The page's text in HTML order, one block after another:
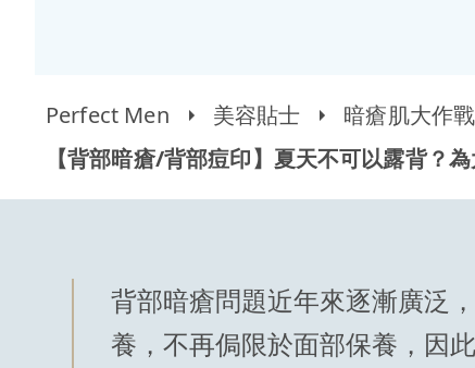
Perfect Men 美容貼士
暗瘡肌大作戰
【背部暗瘡/背部痘印】夏天不可以露背？
背部暗瘡問題近年來逐漸廣泛
養，不再侷限於面部保養，因